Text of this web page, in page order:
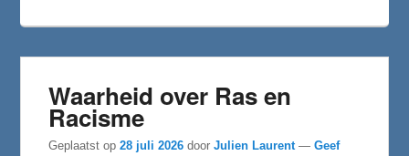
Waarheid over Ras en
Racisme
Geplaatst op28 juli 2026 doorJulien Laurent —Geef